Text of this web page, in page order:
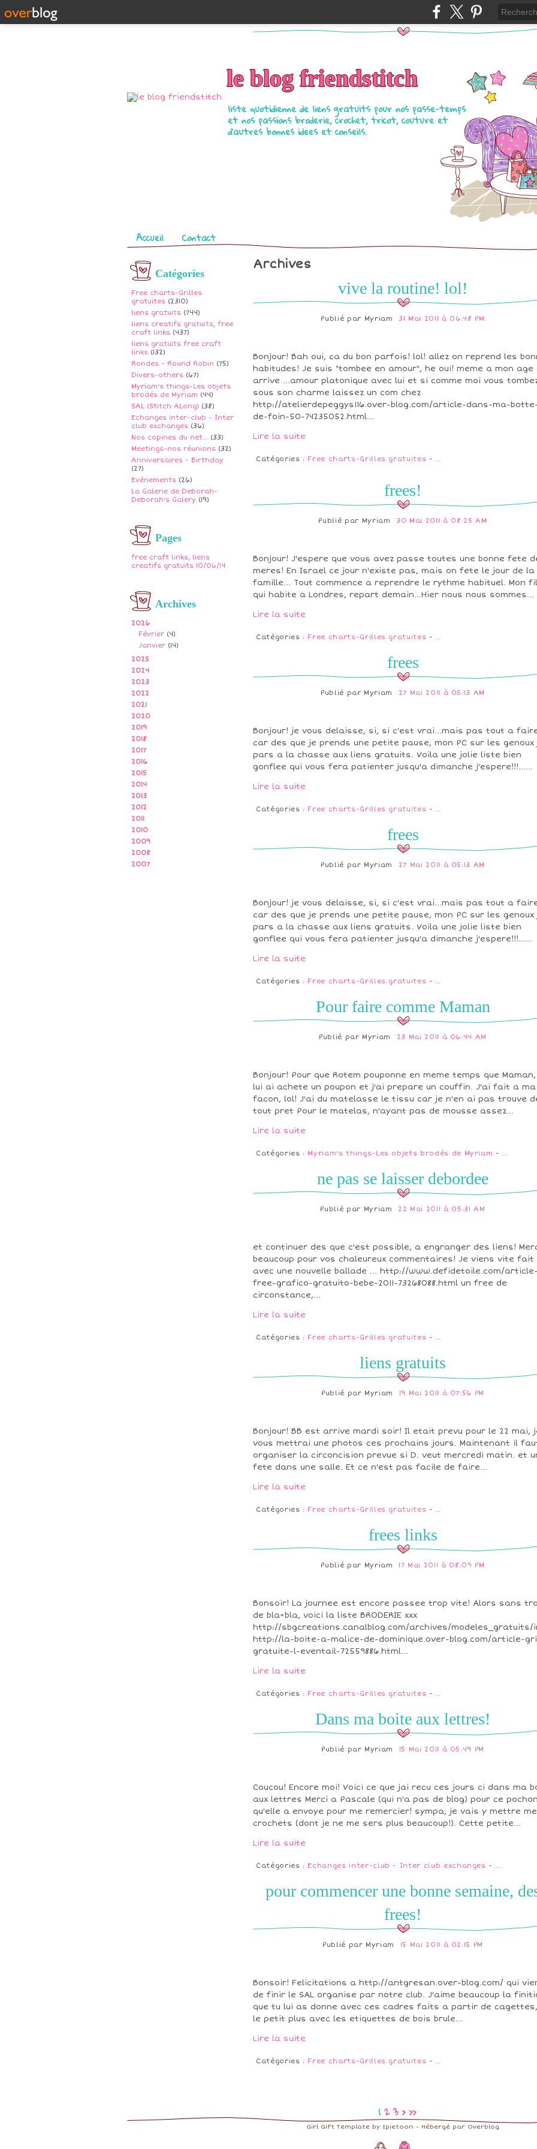
le blog friendstitch
liste quotidienne de liens gratuits pour nos passe-temps
et nos passions broderie, crochet, tricot, couture et
d'autres bonnes idees et conseils.
Pages
Accueil Contact
Catégories
Free charts-Grilles
gratuites (2310)
liens gratuits (744)
liens creatifs gratuits, free
craft links (437)
liens gratuits free craft
links (132)
Rondes - Round Robin (75)
Divers-others (67)
Myriam's things-Les objets
brodés de Myriam (44)
SAL (Stitch ALong) (38)
Echanges inter-club - Inter
club exchanges (36)
Nos copines du net... (33)
Meetings-nos réunions (32)
Anniversaires - Birthday
(27)
Evénements (26)
La Galerie de Deborah-
Deborah's Galery (19)
Pages
free craft links, liens
creatifs gratuits 10/06/14
Archives
2026
Février (4)
Janvier (14)
2025
2024
2023
2022
2021
2020
2019
2018
2017
2016
2015
2014
2013
2012
2011
2010
2009
2008
2007
Archives
vive la routine! lol!
Publié par Myriam 31 Mai 2011 à 06:48 PM
Bonjour! Bah oui, ca du bon parfois! lol! allez on reprend les
habitudes! Je suis "tombee en amour", he oui! meme a mon age
arrive ...amour platonique avec lui et si comme moi vous
sous son charme laissez un com chez
http://atelierdepeggys116.over-blog.com/article-dans-ma-
de-foin-50-74235052.html...
Lire la suite
Catégories : Free charts-Grilles gratuites - …
frees!
Publié par Myriam 30 Mai 2011 à 08:25 AM
Bonjour! J'espere que vous avez passe toutes une bonne fete
meres! En Israel ce jour n'existe pas, mais on fete le jour de la
famille... Tout commence a reprendre le rythme habituel. Mon
qui habite a Londres, repart demain...Hier nous nous sommes...
Lire la suite
Catégories : Free charts-Grilles gratuites - …
frees
Publié par Myriam 27 Mai 2011 à 05:13 AM
Bonjour! je vous delaisse, si, si c'est vrai...mais pas tout a
car des que je prends une petite pause, mon PC sur les genoux
pars a la chasse aux liens gratuits. Voila une jolie liste bien
gonflee qui vous fera patienter jusqu'a dimanche j'espere!!!......
Lire la suite
Catégories : Free charts-Grilles gratuites - …
frees
Publié par Myriam 27 Mai 2011 à 05:13 AM
Bonjour! je vous delaisse, si, si c'est vrai...mais pas tout a
car des que je prends une petite pause, mon PC sur les genoux
pars a la chasse aux liens gratuits. Voila une jolie liste bien
gonflee qui vous fera patienter jusqu'a dimanche j'espere!!!......
Lire la suite
Catégories : Free charts-Grilles gratuites - …
Pour faire comme Maman
Publié par Myriam 23 Mai 2011 à 06:44 AM
Bonjour! Pour que Rotem pouponne en meme temps que
lui ai achete un poupon et j'ai prepare un couffin. J'ai fait a ma
facon, lol! J'ai du matelasse le tissu car je n'en ai pas trouve
tout pret Pour le matelas, n'ayant pas de mousse assez...
Lire la suite
Catégories : Myriam's things-Les objets brodés de Myriam - …
ne pas se laisser debordee
Publié par Myriam 22 Mai 2011 à 05:31 AM
et continuer des que c'est possible, a engranger des liens!
beaucoup pour vos chaleureux commentaires! Je viens vite fait
avec une nouvelle ballade ... http://www.defidetoile.com/
free-grafico-gratuito-bebe-2011-73268088.html un free de
circonstance,...
Lire la suite
Catégories : Free charts-Grilles gratuites - …
liens gratuits
Publié par Myriam 19 Mai 2011 à 07:56 PM
Bonjour! BB est arrive mardi soir! Il etait prevu pour le 22 mai,
vous mettrai une photos ces prochains jours. Maintenant il
organiser la circoncision prevue si D. veut mercredi matin. et
fete dans une salle. Et ce n'est pas facile de faire...
Lire la suite
Catégories : Free charts-Grilles gratuites - …
frees links
Publié par Myriam 17 Mai 2011 à 08:09 PM
Bonsoir! La journee est encore passee trop vite! Alors sans
de bla=bla, voici la liste BRODERIE xxx
http://sbgcreations.canalblog.com/archives/modeles_gratuits/
http://la-boite-a-malice-de-dominique.over-blog.com/article-
gratuite-l-eventail-72559886.html...
Lire la suite
Catégories : Free charts-Grilles gratuites - …
Dans ma boite aux lettres!
Publié par Myriam 15 Mai 2011 à 05:49 PM
Coucou! Encore moi! Voici ce que jai recu ces jours ci dans ma
aux lettres Merci a Pascale (qui n'a pas de blog) pour ce
qu'elle a envoye pour me remercier! sympa, je vais y mettre
crochets (dont je ne me sers plus beaucoup!). Cette petite...
Lire la suite
Catégories : Echanges inter-club - Inter club exchanges - …
pour commencer une bonne semaine,
frees!
Publié par Myriam 15 Mai 2011 à 02:15 PM
Bonsoir! Felicitations a http://antgresan.over-blog.com/ qui
de finir le SAL organise par notre club. J'aime beaucoup la
que tu lui as donne avec ces cadres faits a partir de
le petit plus avec les etiquettes de bois brule...
Lire la suite
Catégories : Free charts-Grilles gratuites - …
1 2 3 > >>
Girl Gift Template by Ipietoon - Hébergé par Overblog